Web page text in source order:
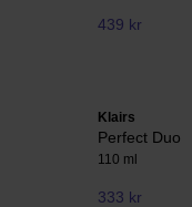
439 kr
Klairs
Perfect Duo
110 ml
333 kr